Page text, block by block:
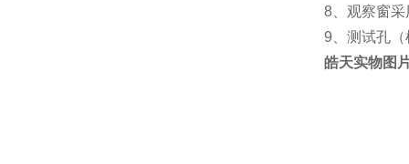
8、观察窗
9、测试孔
皓天实物图